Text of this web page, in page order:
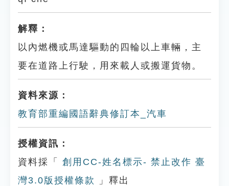
解釋：
以內燃機或馬達驅動的四輪以上車輛，主
要在道路上行駛，用來載人或搬運貨物。
資料來源：
教育部重編國語辭典修訂本_汽車
授權資訊：
資料採「
創用CC-姓名標示- 禁止改作 臺
灣3.0版授權條款
」釋出